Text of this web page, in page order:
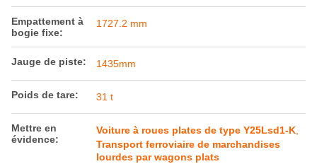
Empattement à
bogie fixe:
1727.2 mm
Jauge de piste: 1435mm
Poids de tare: 31 t
Mettre en
évidence:
Voiture à roues plates de type Y25Lsd1-K
Transport ferroviaire de marchandises
lourdes par wagons plats